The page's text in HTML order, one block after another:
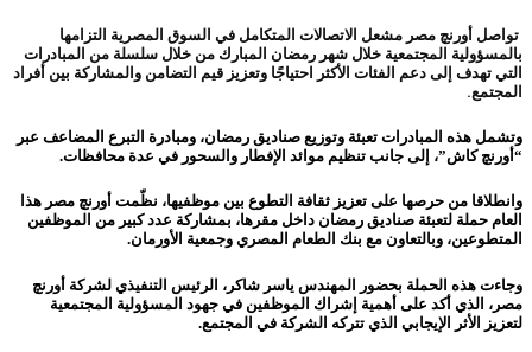
تواصل أورنچ مصر مشعل الاتصالات المتكامل في السوق المصرية التزامها
بالمسؤولية المجتمعية خلال شهر رمضان المبارك من خلال سلسلة من المبادرات
التي تهدف إلى دعم الفئات الأكثر احتياجًا وتعزيز قيم التضامن والمشاركة بين أفراد
المجتمع.
وتشمل هذه المبادرات تعبئة وتوزيع صناديق رمضان، ومبادرة التبرع المضاعف عبر
“أورنچ كاش”، إلى جانب تنظيم موائد الإفطار والسحور في عدة محافظات.
وانطلاقا من حرصها على تعزيز ثقافة التطوع بين موظفيها، نظّمت أورنچ مصر هذا
العام حملة لتعبئة صناديق رمضان داخل مقرها، بمشاركة عدد كبير من الموظفين
المتطوعين، وبالتعاون مع بنك الطعام المصري وجمعية الأورمان.
وجاءت هذه الحملة بحضور المهندس ياسر شاكر، الرئيس التنفيذي لشركة أورنچ
مصر، الذي أكد على أهمية إشراك الموظفين في جهود المسؤولية المجتمعية
لتعزيز الأثر الإيجابي الذي تتركه الشركة في المجتمع.